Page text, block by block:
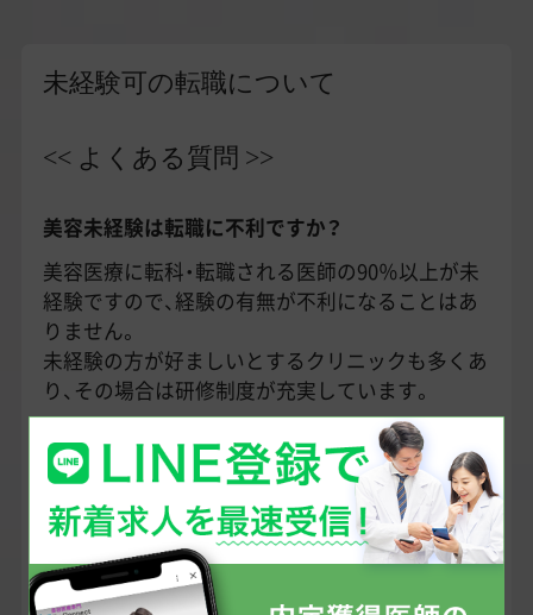
未経験可の転職について
<< よくある質問 >>
美容未経験は転職に不利ですか？
美容医療に転科・転職される医師の90％以上が未
経験ですので、経験の有無が不利になることはあ
りません。
未経験の方が好ましいとするクリニックも多くあ
り、その場合は研修制度が充実しています。
未経験の場合、面接では何をみられますか？
まずは人柄、相手のことを考えて会話のキャッチ
ボールができるのかがみられます。
また、転職を希望しているクリニックや美容医療
業界についてどのくらい情報を持っているか、も